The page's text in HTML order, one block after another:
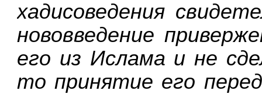
хадисоведения
нововведение
его из Ислама и не
то принятие его